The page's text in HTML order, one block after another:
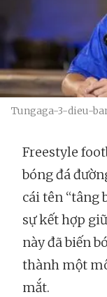
Tungaga-3-dieu-
Freestyle
bóng đá
cái tên “tâng
sự kết hợp
này đã biến
thành một
mắt.